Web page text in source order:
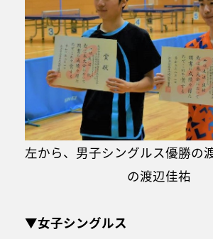
左から、男子シングルス優勝の
の渡辺佳祐
▼女子シングルス